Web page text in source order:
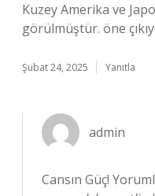
Kuzey Amerika ve
görülmüştür. öne
Şubat 24, 2025 Yanıtla
admin
Cansın Güç!